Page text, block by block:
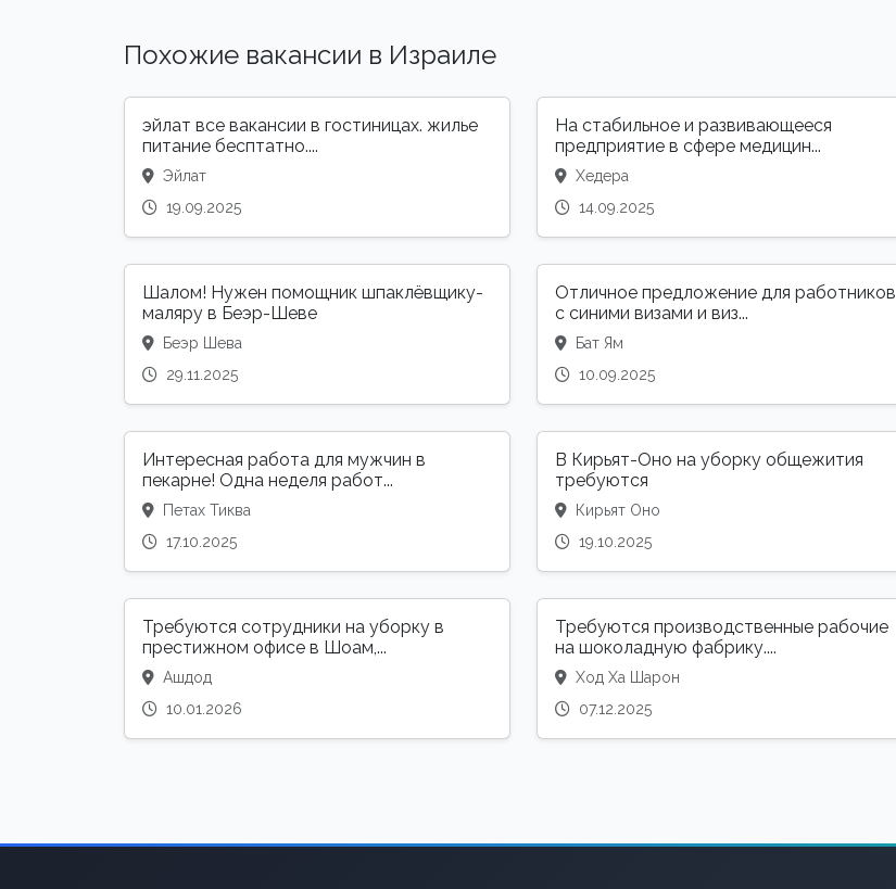
Похожие вакансии в Израиле
эйлат все вакансии в гостиницах. жилье
питание бесптатно....
Эйлат
19.09.2025
На стабильное и развивающееся
предприятие в сфере медицин...
Хедера
14.09.2025
Шалом! Нужен помощник шпаклёвщику-
маляру в Беэр-Шеве
Беэр Шева
29.11.2025
Отличное предложение для работников
с синими визами и виз...
Бат Ям
10.09.2025
Интересная работа для мужчин в
пекарне! Одна неделя работ...
Петах Тиква
17.10.2025
В Кирьят-Оно на уборку общежития
требуются
Кирьят Оно
19.10.2025
Требуются сотрудники на уборку в
престижном офисе в Шоам,...
Ашдод
10.01.2026
Требуются производственные рабочие
на шоколадную фабрику....
Ход Ха Шарон
07.12.2025